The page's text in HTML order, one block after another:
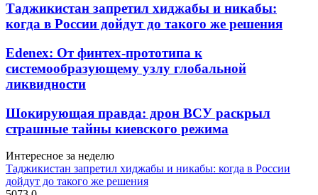
Таджикистан запретил хиджабы и никабы:
когда в России дойдут до такого же решения
Edenex: От финтех-прототипа к
системообразующему узлу глобальной
ликвидности
Шокирующая правда: дрон ВСУ раскрыл
страшные тайны киевского режима
Интересное за неделю
Таджикистан запретил хиджабы и никабы: когда в России
дойдут до такого же решения